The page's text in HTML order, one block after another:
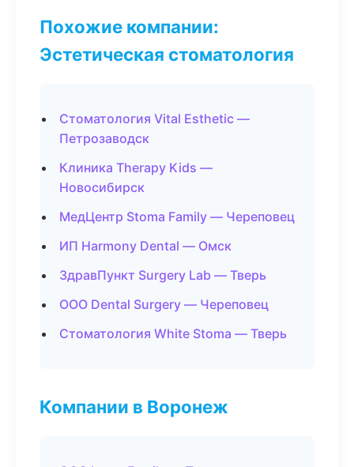
Похожие компании:
Эстетическая стоматология
Стоматология Vital Esthetic —
Петрозаводск
Клиника Therapy Kids —
Новосибирск
МедЦентр Stoma Family — Череповец
ИП Harmony Dental — Омск
ЗдравПункт Surgery Lab — Тверь
ООО Dental Surgery — Череповец
Стоматология White Stoma — Тверь
Компании в Воронеж